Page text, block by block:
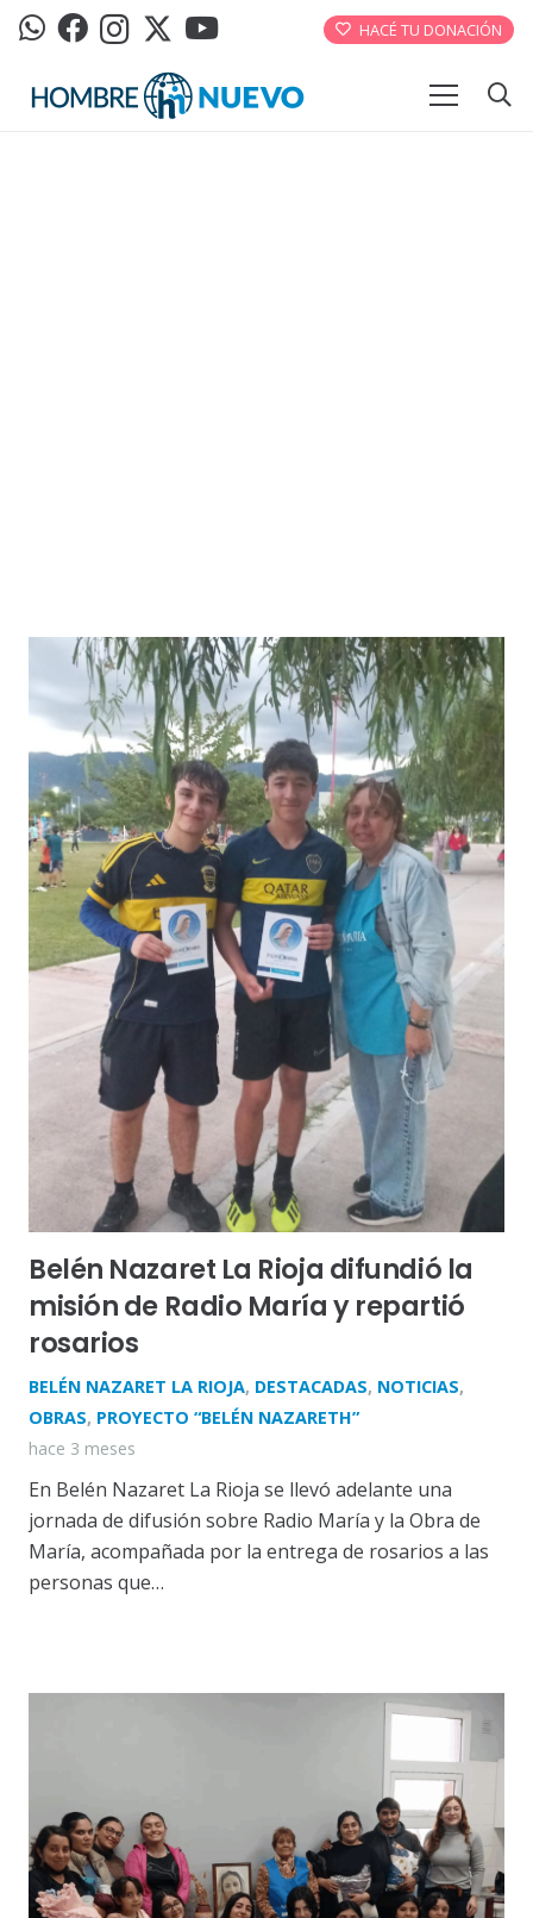
HACÉ TU DONACIÓN
Belén Nazaret La Rioja difundió la
misión de Radio María y repartió
rosarios
BELÉN NAZARET LA RIOJA, DESTACADAS, NOTICIAS,
OBRAS, PROYECTO “BELÉN NAZARETH”
hace 3 meses
En Belén Nazaret La Rioja se llevó adelante una
jornada de difusión sobre Radio María y la Obra de
María, acompañada por la entrega de rosarios a las
personas que…